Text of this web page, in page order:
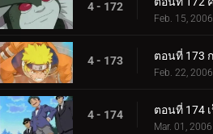
4 - 172
Feb. 15, 2006
4 - 173
Feb. 22, 2006
4 - 174
Mar. 01, 2006